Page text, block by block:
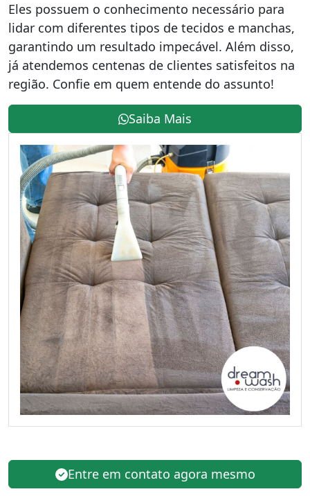
Eles possuem o conhecimento necessário para
lidar com diferentes tipos de tecidos e manchas,
garantindo um resultado impecável. Além disso,
já atendemos centenas de clientes satisfeitos na
região. Confie em quem entende do assunto!
Saiba Mais
Entre em contato agora mesmo